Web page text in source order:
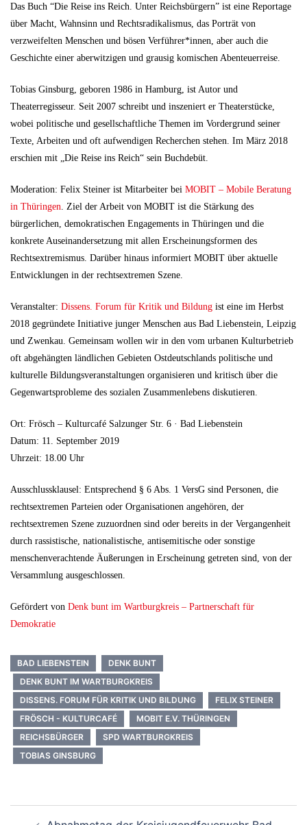
Das Buch “Die Reise ins Reich. Unter Reichsbürgern” ist eine Reportage
über Macht, Wahnsinn und Rechtsradikalismus, das Porträt von
verzweifelten Menschen und bösen Verführer*innen, aber auch die
Geschichte einer aberwitzigen und grausig komischen Abenteuerreise.
Tobias Ginsburg, geboren 1986 in Hamburg, ist Autor und
Theaterregisseur. Seit 2007 schreibt und inszeniert er Theaterstücke,
wobei politische und gesellschaftliche Themen im Vordergrund seiner
Texte, Arbeiten und oft aufwendigen Recherchen stehen. Im März 2018
erschien mit „Die Reise ins Reich“ sein Buchdebüt.
Moderation: Felix Steiner ist Mitarbeiter bei MOBIT – Mobile Beratung
in Thüringen . Ziel der Arbeit von MOBIT ist die Stärkung des
bürgerlichen, demokratischen Engagements in Thüringen und die
konkrete Auseinandersetzung mit allen Erscheinungsformen des
Rechtsextremismus. Darüber hinaus informiert MOBIT über aktuelle
Entwicklungen in der rechtsextremen Szene.
Veranstalter: Dissens. Forum für Kritik und Bildung ist eine im Herbst
2018 gegründete Initiative junger Menschen aus Bad Liebenstein, Leipzig
und Zwenkau. Gemeinsam wollen wir in den vom urbanen Kulturbetrieb
oft abgehängten ländlichen Gebieten Ostdeutschlands politische und
kulturelle Bildungsveranstaltungen organisieren und kritisch über die
Gegenwartsprobleme des sozialen Zusammenlebens diskutieren.
Ort: Frösch – Kulturcafé Salzunger Str. 6 · Bad Liebenstein
Datum: 11. September 2019
Uhrzeit: 18.00 Uhr
Ausschlussklausel: Entsprechend § 6 Abs. 1 VersG sind Personen, die
rechtsextremen Parteien oder Organisationen angehören, der
rechtsextremen Szene zuzuordnen sind oder bereits in der Vergangenheit
durch rassistische, nationalistische, antisemitische oder sonstige
menschenverachtende Äußerungen in Erscheinung getreten sind, von der
Versammlung ausgeschlossen.
Gefördert von Denk bunt im Wartburgkreis – Partnerschaft für
Demokratie
BAD LIEBENSTEIN
DENK BUNT
DENK BUNT IM WARTBURGKREIS
DISSENS. FORUM FÜR KRITIK UND BILDUNG
FELIX STEINER
FRÖSCH - KULTURCAFÉ
MOBIT E.V. THÜRINGEN
REICHSBÜRGER
SPD WARTBURGKREIS
TOBIAS GINSBURG